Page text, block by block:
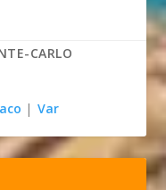
CARLO
| Var